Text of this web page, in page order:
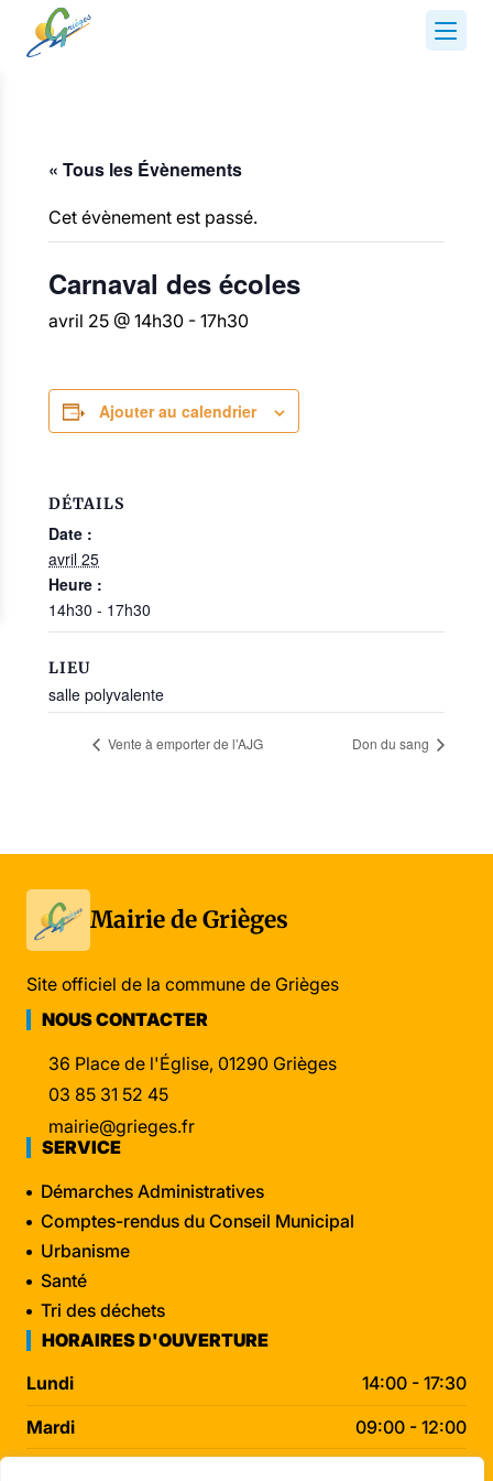
« Tous les Évènements
Cet évènement est passé.
Carnaval des écoles
avril 25 @ 14h30 - 17h30
Ajouter au calendrier
DÉTAILS
Date :
avril 25
Heure :
14h30 - 17h30
LIEU
salle polyvalente
Vente à emporter de l’AJG Don du sang
Mairie de Grièges
Site officiel de la commune de Grièges
NOUS CONTACTER
36 Place de l'Église, 01290 Grièges
03 85 31 52 45
mairie@grieges.fr
SERVICE
Démarches Administratives
Comptes-rendus du Conseil Municipal
Urbanisme
Santé
Tri des déchets
HORAIRES D'OUVERTURE
Lundi
14:00 - 17:30
Mardi
09:00 - 12:00